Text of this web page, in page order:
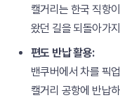
캘거리는 한국 직항
왔던 길을 되돌아가
편도 반납 활용:
밴쿠버에서 차를 픽
캘거리 공항에 반납